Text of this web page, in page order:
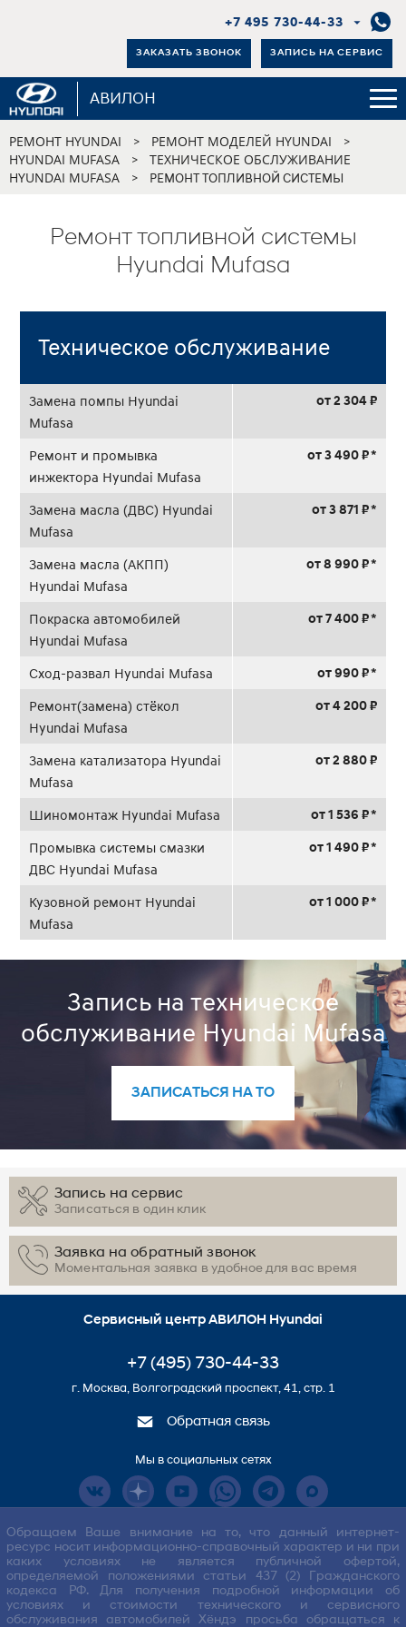
+7 495 730-44-33
ЗАКАЗАТЬ ЗВОНОК ЗАПИСЬ НА СЕРВИС
АВИЛОН
РЕМОНТ HYUNDAI > РЕМОНТ МОДЕЛЕЙ HYUNDAI >
HYUNDAI MUFASA >
ТЕХНИЧЕСКОЕ ОБСЛУЖИВАНИЕ
HYUNDAI MUFASA
> РЕМОНТ ТОПЛИВНОЙ СИСТЕМЫ
Ремонт топливной системы
Hyundai Mufasa
Техническое обслуживание
Замена помпы Hyundai
Mufasa
от 2 304 ₽
Ремонт и промывка
инжектора Hyundai Mufasa
от 3 490 ₽ *
Замена масла (ДВС) Hyundai
Mufasa
от 3 871 ₽ *
Замена масла (АКПП)
Hyundai Mufasa
от 8 990 ₽ *
Покраска автомобилей
Hyundai Mufasa
от 7 400 ₽ *
Сход-развал Hyundai Mufasa от 990 ₽ *
Ремонт(замена) стёкол
Hyundai Mufasa
от 4 200 ₽
Замена катализатора Hyundai
Mufasa
от 2 880 ₽
Шиномонтаж Hyundai Mufasa от 1 536 ₽ *
Промывка системы смазки
ДВС Hyundai Mufasa
от 1 490 ₽ *
Кузовной ремонт Hyundai
Mufasa
от 1 000 ₽ *
Запись на техническое
обслуживание Hyundai Mufasa
ЗАПИСАТЬСЯ НА ТО
Запись на сервис
Записаться в один клик
Заявка на обратный звонок
Моментальная заявка в удобное для вас время
Сервисный центр АВИЛОН Hyundai
+7 (495) 730-44-33
г. Москва, Волгоградский проспект, 41, стр. 1
Обратная связь
Мы в социальных сетях
Обращаем Ваше внимание на то, что данный интернет-
ресурс носит информационно-справочный характер и ни при
каких условиях не является публичной офертой,
определяемой положениями статьи 437 (2) Гражданского
кодекса РФ. Для получения подробной информации об
условиях и стоимости технического и сервисного
обслуживания автомобилей Хёндэ просьба обращаться к